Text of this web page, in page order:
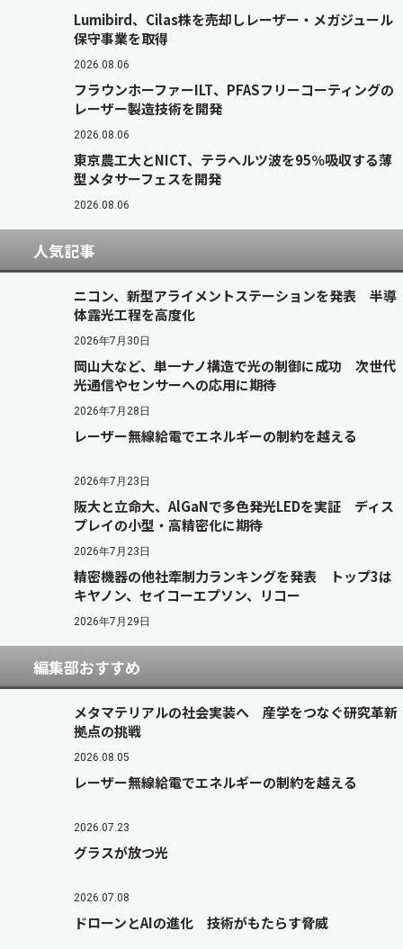
Lumibird、Cilas株を売却しレーザー・メガジュール
保守事業を取得
2026.08.06
フラウンホーファーILT、PFASフリーコーティングの
レーザー製造技術を開発
2026.08.06
東京農工大とNICT、テラヘルツ波を95％吸収する薄
型メタサーフェスを開発
2026.08.06
人気記事
ニコン、新型アライメントステーションを発表 半導
体露光工程を高度化
2026年7月30日
岡山大など、単一ナノ構造で光の制御に成功 次世代
光通信やセンサーへの応用に期待
2026年7月28日
レーザー無線給電でエネルギーの制約を越える
2026年7月23日
阪大と立命大、AlGaNで多色発光LEDを実証 ディス
プレイの小型・高精密化に期待
2026年7月23日
精密機器の他社牽制力ランキングを発表 トップ3は
キヤノン、セイコーエプソン、リコー
2026年7月29日
編集部おすすめ
メタマテリアルの社会実装へ 産学をつなぐ研究革新
拠点の挑戦
2026.08.05
レーザー無線給電でエネルギーの制約を越える
2026.07.23
グラスが放つ光
2026.07.08
ドローンとAIの進化 技術がもたらす脅威